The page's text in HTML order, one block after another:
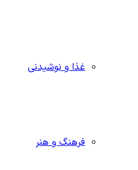
غذا و نوشیدنی
فرهنگ و هنر